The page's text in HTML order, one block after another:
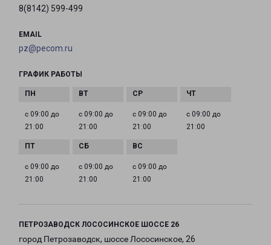
8(8142) 599-499
EMAIL
pz@pecom.ru
ГРАФИК РАБОТЫ
с 09:00 до
21:00
с 09:00 до
21:00
с 09:00 до
21:00
с 09:00 до
21:00
с 09:00 до
21:00
с 09:00 до
21:00
с 09:00 до
21:00
ПЕТРОЗАВОДСК ЛОСОСИНСКОЕ ШОССЕ 26
город Петрозаводск, шоссе Лососинское, 26